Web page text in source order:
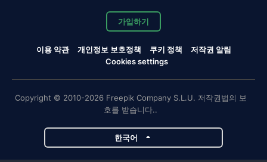
가입하기
이용 약관 개인정보 보호정책 쿠키 정책
저작권 알림
Cookies settings
Copyright © 2010-2026 Freepik Company S.L.U. 저작권법의 보
호를 받습니다..
한국어